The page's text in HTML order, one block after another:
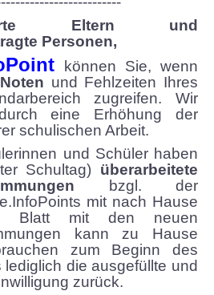
1. Klasse
personenbezogener
Eltern und
Personen,
können Sie, wenn
Noten und Fehlzeiten Ihres
zugreifen. Wir
eine Erhöhung der
schulischen Arbeit.
und Schüler haben
Schultag) überarbeitete
bzgl. der
mit nach Hause
Blatt mit den neuen
kann zu Hause
zum Beginn des
die ausgefüllte und
zurück.